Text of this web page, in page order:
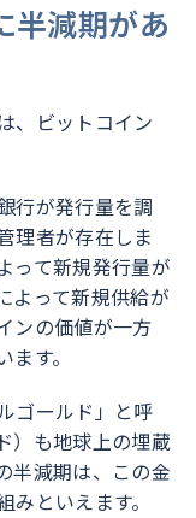
半減期があ
、ビットコイン
行が発行量を調
理者が存在しま
って新規発行量が
よって新規供給が
ンの価値が一方
す。
ゴールド」と呼
）も地球上の埋蔵
半減期は、この金
といえます。